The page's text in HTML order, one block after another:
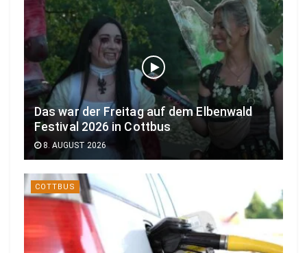
Das war der Freitag auf dem Elbenwald
Festival 2026 in Cottbus
8. AUGUST 2026
COTTBUS